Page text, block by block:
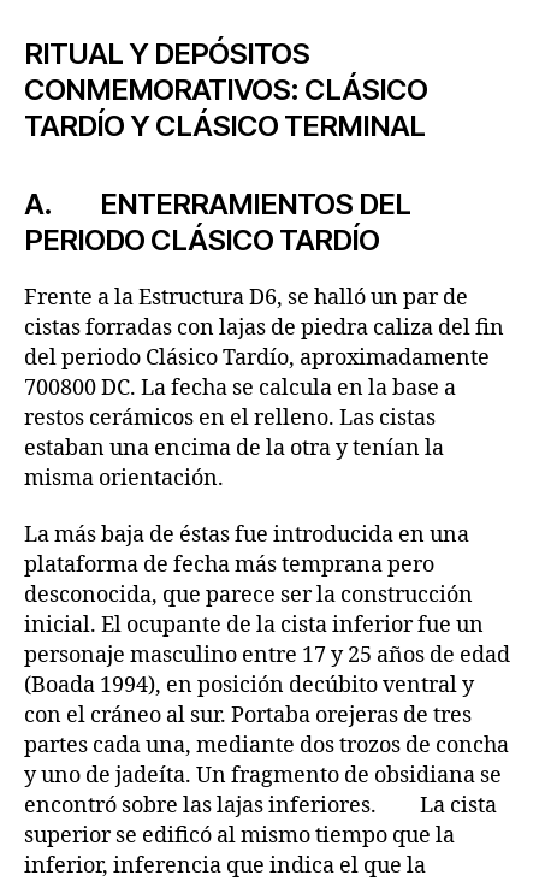
RITUAL Y DEPÓSITOS
CONMEMORATIVOS: CLÁSICO
TARDÍO Y CLÁSICO TERMINAL
A. ENTERRAMIENTOS DEL
PERIODO CLÁSICO TARDÍO
Frente a la Estructura D6, se halló un par de
cistas forradas con lajas de piedra caliza del fin
del periodo Clásico Tardío, aproximadamente
700800 DC. La fecha se calcula en la base a
restos cerámicos en el relleno. Las cistas
estaban una encima de la otra y tenían la
misma orientación.
La más baja de éstas fue introducida en una
plataforma de fecha más temprana pero
desconocida, que parece ser la construcción
inicial. El ocupante de la cista inferior fue un
personaje masculino entre 17 y 25 años de edad
(Boada 1994), en posición decúbito ventral y
con el cráneo al sur. Portaba orejeras de tres
partes cada una, mediante dos trozos de concha
y uno de jadeíta. Un fragmento de obsidiana se
encontró sobre las lajas inferiores. La cista
superior se edificó al mismo tiempo que la
inferior, inferencia que indica el que la